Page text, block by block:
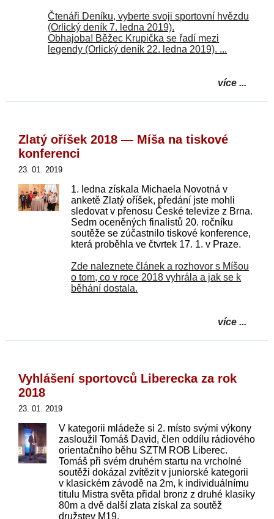
Čtenáři Deníku, vyberte svoji sportovní hvězdu
(Orlický deník 7. ledna 2019).
Obhajoba! Běžec Krupička se řadí mezi
legendy (Orlický deník 22. ledna 2019). ...
více ...
Zlatý oříšek 2018 — Míša na tiskové
konferenci
23. 01. 2019
1. ledna získala Michaela Novotná v
anketě Zlatý oříšek, předání jste mohli
sledovat v přenosu České televize z Brna.
Sedm oceněných finalistů 20. ročníku
soutěže se zúčastnilo tiskové konference,
která proběhla ve čtvrtek 17. 1. v Praze.
Zde naleznete článek a rozhovor s Míšou
o tom, co v roce 2018 vyhrála a jak se k
běhání dostala.
více ...
Vyhlášení sportovců Liberecka za rok
2018
23. 01. 2019
V kategorii mládeže si 2. místo svými výkony
zasloužil Tomáš David, člen oddílu rádiového
orientačního běhu SZTM ROB Liberec.
Tomáš při svém druhém startu na vrcholné
soutěži dokázal zvítězit v juniorské kategorii
v klasickém závodě na 2m, k individuálnímu
titulu Mistra světa přidal bronz z druhé klasiky
80m a dvě další zlata získal za soutěž
družstev M19.